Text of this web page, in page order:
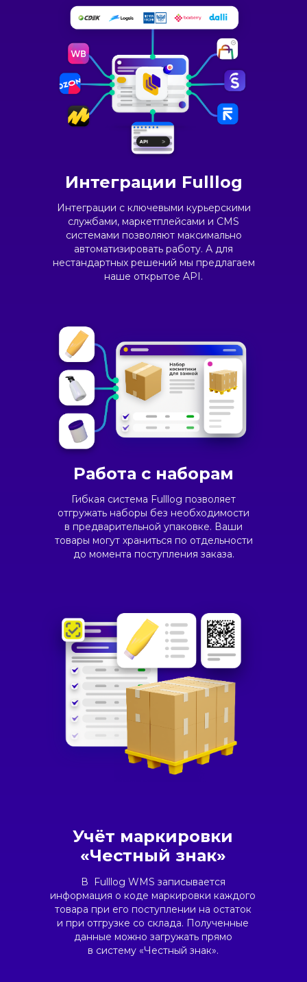
Интеграции Fulllog
Интеграции с ключевыми курьерскими
службами, маркетплейсами и CMS
системами позволяют максимально
автоматизировать работу. А для
нестандартных решений мы предлагаем
наше открытое API.
Работа с наборам
Гибкая система Fulllog позволяет
отгружать наборы без необходимости
в предварительной упаковке. Ваши
товары могут храниться по отдельности
до момента поступления заказа.
В Fulllog WMS записывается
информация о коде маркировки каждого
товара при его поступлении на остаток
и при отгрузке со склада. Полученные
данные можно загружать прямо
в систему «Честный знак».
Учёт маркировки
«Честный знак»